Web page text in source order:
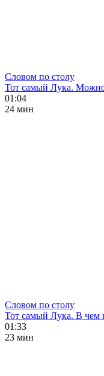
Словом по столу
Тот самый Лука.
01:04
24 мин
Словом по столу
Тот самый Лука. В чем
01:33
23 мин